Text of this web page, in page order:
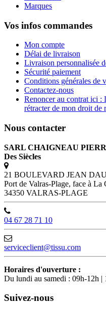
Marques
Vos infos commandes
Mon compte
Délai de livraison
Livraison personnalisée
Sécurité paiement
Conditions générales de
Contactez-nous
Renoncer au contrat ici :
rétracter de mon droit de
Nous contacter
SARL CHAIGNEAU
Des Siècles
21 BOULEVARD JEAN
Port de Valras-Plage, face à La
34350 VALRAS-PLAGE
04 67 28 71 10
serviceclient@tissu.com
Horaires d'ouverture :
Du lundi au samedi : 09h-12h |
Suivez-nous